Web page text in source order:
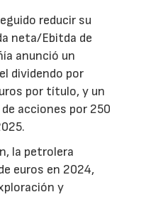
reducir su
neta/Ebitda de
anunció un
dividendo por
por título, y un
acciones por 250
la petrolera
euros en 2024,
y